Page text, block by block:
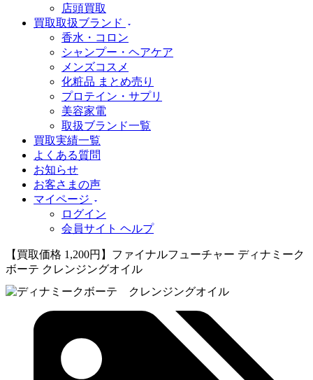
店頭買取
買取取扱ブランド
香水・コロン
シャンプー・ヘアケア
メンズコスメ
化粧品 まとめ売り
プロテイン・サプリ
美容家電
取扱ブランド一覧
買取実績一覧
よくある質問
お知らせ
お客さまの声
マイページ
ログイン
会員サイト ヘルプ
【買取価格 1,200円】ファイナルフューチャー ディナミーク
ボーテ クレンジングオイル